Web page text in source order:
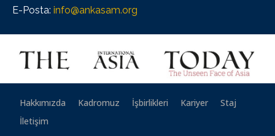
E-Posta: info@ankasam.org
Hakkımızda Kadromuz İşbirlikleri Kariyer
Staj
İletişim